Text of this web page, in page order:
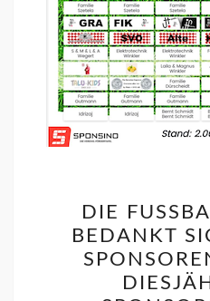
DIE
EDANKT
PONSOREN